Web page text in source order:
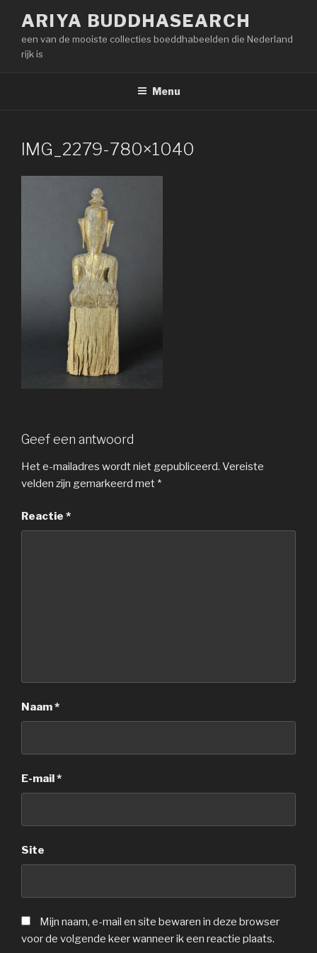
inhoud
springen
ARIYA BUDDHASEARCH
een van de mooiste collecties boeddhabeelden die Nederland
rijk is
Menu
IMG_2279-780×1040
Geef een antwoord
Het e-mailadres wordt niet gepubliceerd. Vereiste
velden zijn gemarkeerd met *
Reactie *
Naam*
E-mail*
Site
Mijn naam, e-mail en site bewaren in deze browser
voor de volgende keer wanneer ik een reactie plaats.